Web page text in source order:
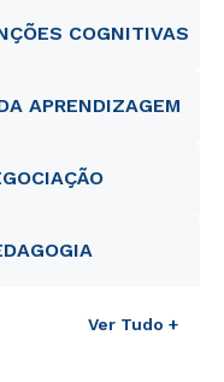
COGNITIVAS
APRENDIZAGEM
Ver Tudo +